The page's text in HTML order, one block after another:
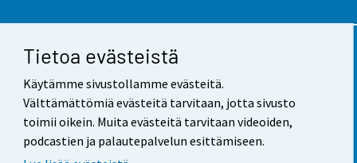
Tietoa evästeistä
Käytämme sivustollamme evästeitä.
Välttämättömiä evästeitä tarvitaan, jotta sivusto
toimii oikein. Muita evästeitä tarvitaan videoiden,
podcastien ja palautepalvelun esittämiseen.
Yhteystiedot
Palaute
Käyttöehdot